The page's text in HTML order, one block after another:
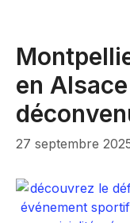
en
27 septembre